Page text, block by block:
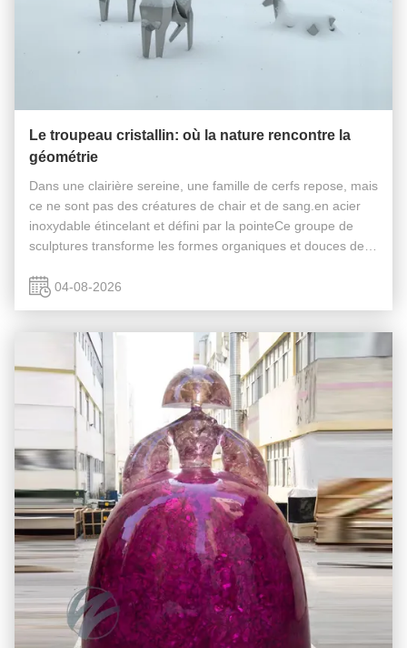
Le troupeau cristallin: où la nature rencontre la
géométrie
Dans une clairière sereine, une famille de cerfs repose, mais
ce ne sont pas des créatures de chair et de sang.en acier
inoxydable étincelant et défini par la pointeCe groupe de
sculptures transforme les formes organiques et douces de la
plans.créer ...
04-08-2026